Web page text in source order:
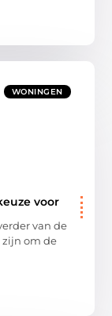
WONINGEN
voor
van de
zijn om de